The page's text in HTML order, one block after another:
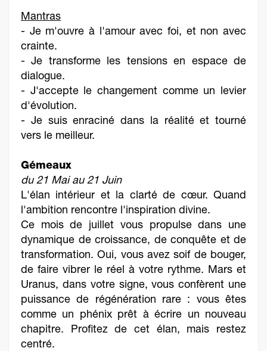
Mantras
- Je m'ouvre à l'amour avec foi, et non avec
crainte.
- Je transforme les tensions en espace de
dialogue.
- J'accepte le changement comme un levier
d'évolution.
- Je suis enraciné dans la réalité et tourné
vers le meilleur.
Gémeaux
du 21 Mai au 21 Juin
L'élan intérieur et la clarté de cœur. Quand
l'ambition rencontre l'inspiration divine.
Ce mois de juillet vous propulse dans une
dynamique de croissance, de conquête et de
transformation. Oui, vous avez soif de bouger,
de faire vibrer le réel à votre rythme. Mars et
Uranus, dans votre signe, vous confèrent une
puissance de régénération rare : vous êtes
comme un phénix prêt à écrire un nouveau
chapitre. Profitez de cet élan, mais restez
centré.